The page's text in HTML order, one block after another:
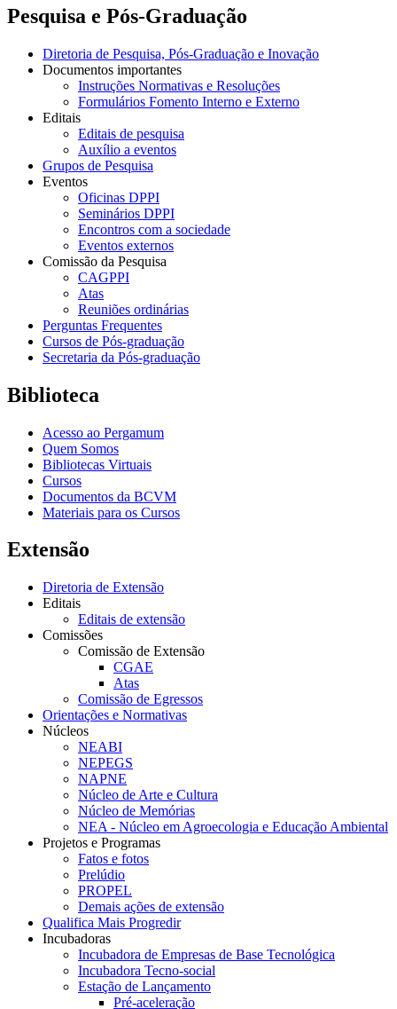
Pesquisa e Pós-Graduação
Diretoria de Pesquisa, Pós-Graduação e Inovação
Documentos importantes
Instruções Normativas e Resoluções
Formulários Fomento Interno e Externo
Editais
Editais de pesquisa
Auxílio a eventos
Grupos de Pesquisa
Eventos
Oficinas DPPI
Seminários DPPI
Encontros com a sociedade
Eventos externos
Comissão da Pesquisa
CAGPPI
Atas
Reuniões ordinárias
Perguntas Frequentes
Cursos de Pós-graduação
Secretaria da Pós-graduação
Biblioteca
Acesso ao Pergamum
Quem Somos
Bibliotecas Virtuais
Cursos
Documentos da BCVM
Materiais para os Cursos
Extensão
Diretoria de Extensão
Editais
Editais de extensão
Comissões
Comissão de Extensão
CGAE
Atas
Comissão de Egressos
Orientações e Normativas
Núcleos
NEABI
NEPEGS
NAPNE
Núcleo de Arte e Cultura
Núcleo de Memórias
NEA - Núcleo em Agroecologia e Educação Ambiental
Projetos e Programas
Fatos e fotos
Prelúdio
PROPEL
Demais ações de extensão
Qualifica Mais Progredir
Incubadoras
Incubadora de Empresas de Base Tecnológica
Incubadora Tecno-social
Estação de Lançamento
Pré-aceleração